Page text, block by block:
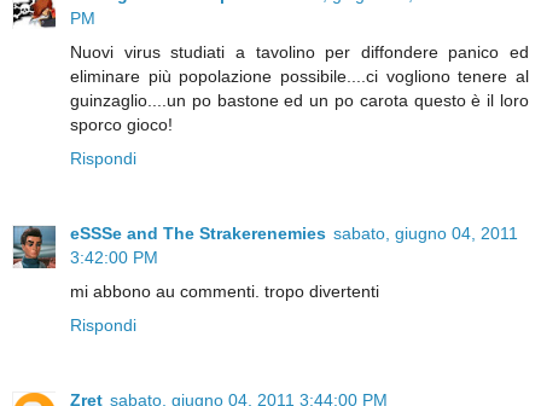
PM
Nuovi virus studiati a tavolino per diffondere panico ed
eliminare più popolazione possibile....ci vogliono tenere al
guinzaglio....un po bastone ed un po carota questo è il loro
sporco gioco!
Rispondi
eSSSe and The Strakerenemies sabato, giugno 04, 2011
3:42:00 PM
mi abbono au commenti. tropo divertenti
Rispondi
Zret sabato, giugno 04, 2011 3:44:00 PM